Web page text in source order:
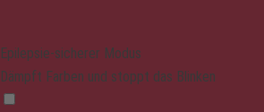
Epilepsie-sicherer Modus
Dämpft Farben und stoppt das Blinken